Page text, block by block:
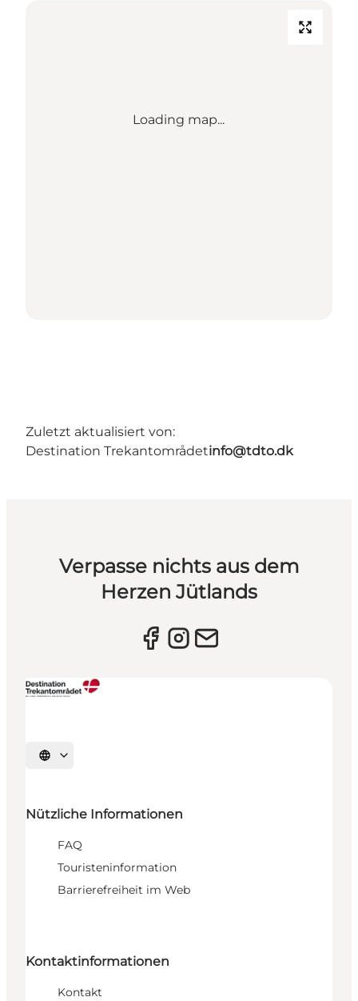
Loading map...
Zuletzt aktualisiert von:
Destination Trekantområdetinfo@tdto.dk
Verpasse nichts aus dem
Herzen Jütlands
Sprache auswählen
Nützliche Informationen
FAQ
Touristeninformation
Barrierefreiheit im Web
Kontaktinformationen
Kontakt